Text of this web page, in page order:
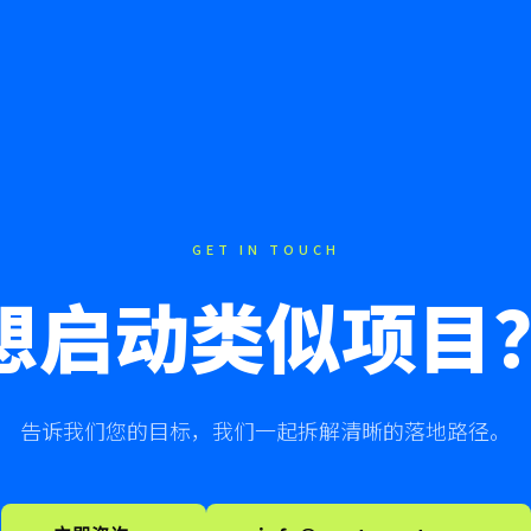
GET IN TOUCH
启动类似项目
告诉我们您的目标，我们一起拆解清晰的落地路径。